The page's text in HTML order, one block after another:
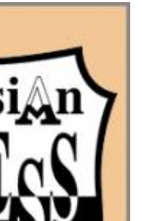
The book gives an idea of
of great masters changed at
Also presented is the
the best examples of
educational value. The book is
with chess, comprehending their